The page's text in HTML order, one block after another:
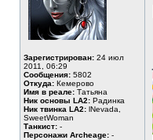
Зарегистрирован: 24 июл
2011, 06:29
Сообщения: 5802
Откуда: Кемерово
Имя в реале: Татьяна
Ник основы LA2: Радинка
Ник твинка LA2: lNevada,
SweetWoman
Танкист: -
Персонажи Archeage: -